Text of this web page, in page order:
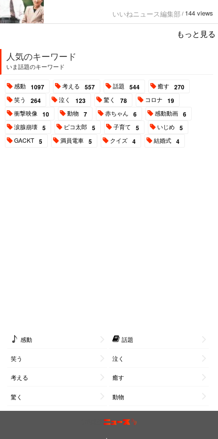
いいねニュース編集部 / 144 views
もっと見る
人気のキーワード
いま話題のキーワード
感動 1097 考える 557 話題 544 癒す 270
笑う 264 泣く 123 驚く 78 コロナ 19
衝撃映像 10 動物 7 赤ちゃん 6 感動動画 6
涙腺崩壊 5 ピコ太郎 5 子育て 5 いじめ 5
GACKT 5 満員電車 5 クイズ 4 結婚式 4
感動 話題
笑う 泣く
考える 癒す
驚く 動物